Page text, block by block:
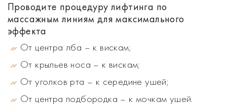
Проводите процедуру лифтинга по
массажным линиям для максимального
эффекта
От центра лба – к вискам;
От крыльев носа – к вискам;
От уголков рта – к середине ушей;
От центра подбородка – к мочкам ушей.